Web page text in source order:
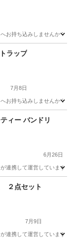
ち込みしませんか？
ラップ
7月8日
ち込みしませんか？
ティー バンドリ
6月26日
が連携して運営してい
２点セット
7月9日
が連携して運営してい